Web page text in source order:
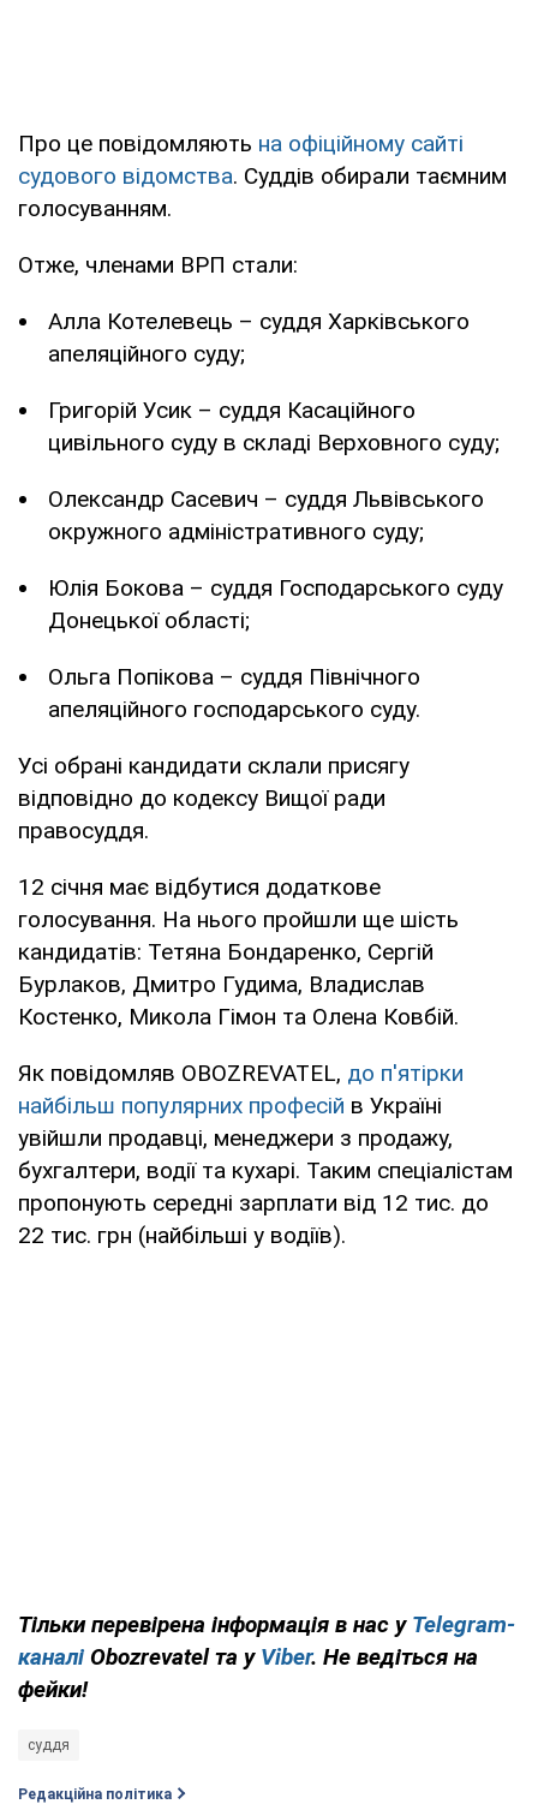
Про це повідомляють на офіційному сайті
судового відомства. Суддів обирали таємним
голосуванням.
Отже, членами ВРП стали:
Алла Котелевець – суддя Харківського
апеляційного суду;
Григорій Усик – суддя Касаційного
цивільного суду в складі Верховного суду;
Олександр Сасевич – суддя Львівського
окружного адміністративного суду;
Юлія Бокова – суддя Господарського суду
Донецької області;
Ольга Попікова – суддя Північного
апеляційного господарського суду.
Усі обрані кандидати склали присягу
відповідно до кодексу Вищої ради
правосуддя.
12 січня має відбутися додаткове
голосування. На нього пройшли ще шість
кандидатів: Тетяна Бондаренко, Сергій
Бурлаков, Дмитро Гудима, Владислав
Костенко, Микола Гімон та Олена Ковбій.
Як повідомляв OBOZREVATEL, до п'ятірки
найбільш популярних професій в Україні
увійшли продавці, менеджери з продажу,
бухгалтери, водії та кухарі. Таким спеціалістам
пропонують середні зарплати від 12 тис. до
22 тис. грн (найбільші у водіїв).
Тільки перевірена інформація в нас у Telegram-
каналі Obozrevatel та у Viber. Не ведіться на
фейки!
суддя
Редакційна політика